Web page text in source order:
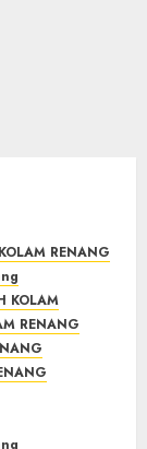
RENANG
KOLAM
RENANG